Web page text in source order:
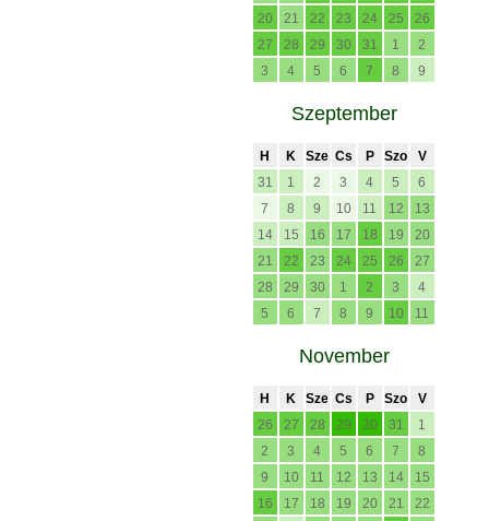
20
21 22 23 24 25
26
27
28 29 30 31 1
2
3
4 5 6 7 8 9
Szeptember
H K Sze Cs P Szo
V
31
1 2 3 4 5
6
7
8 9 10 11 12
13
14
15 16 17 18 19
20
21
22 23 24 25 26
27
28
29 30 1 2 3
4
5
6 7 8 9 10 11
November
H K Sze Cs P Szo
V
26
27 28 29 30 31
1
2
3 4 5 6 7
8
9
10 11 12 13 14
15
16
17 18 19 20 21
22